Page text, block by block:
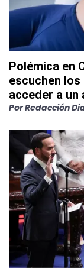
Polémica en
escuchen
acceder a un
PorRedacción